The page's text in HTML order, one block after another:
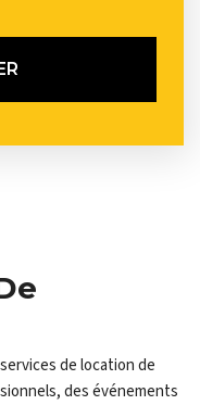
de location de
des événements